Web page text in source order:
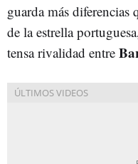
guarda más diferencias
de la estrella
tensa rivalidad entre